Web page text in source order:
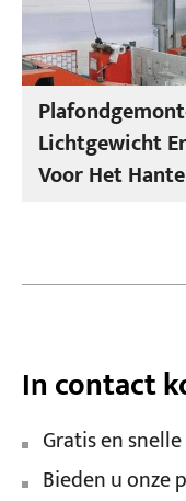
Lichtgewicht
Voor Het
In contact
Gratis en
Bieden u onze